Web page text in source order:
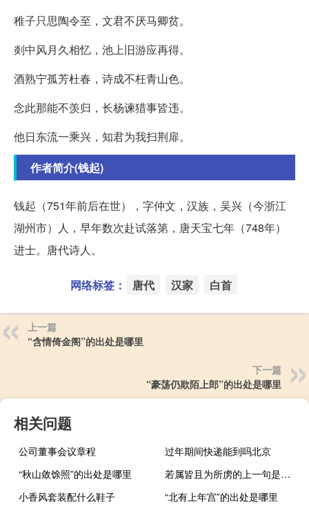
稚子只思陶令至，文君不厌马卿贫。
剡中风月久相忆，池上旧游应再得。
酒熟宁孤芳杜春，诗成不枉青山色。
念此那能不羡归，长杨谏猎事皆违。
他日东流一乘兴，知君为我扫荆扉。
作者简介(钱起)
钱起（751年前后在世），字仲文，汉族，吴兴（今浙江
湖州市）人，早年数次赴试落第，唐天宝七年（748年）
进士。唐代诗人。
网络标签： 唐代 汉家 白首
上一篇
“含情倚金阁”的出处是哪里
下一篇
“豪荡仍欺陌上郎”的出处是哪里
相关问题
公司董事会议章程
过年期间快递能到吗北京
“秋山敛馀照”的出处是哪里
若属皆且为所虏的上一句是什么
小香风套装配什么鞋子
“北有上年宫”的出处是哪里